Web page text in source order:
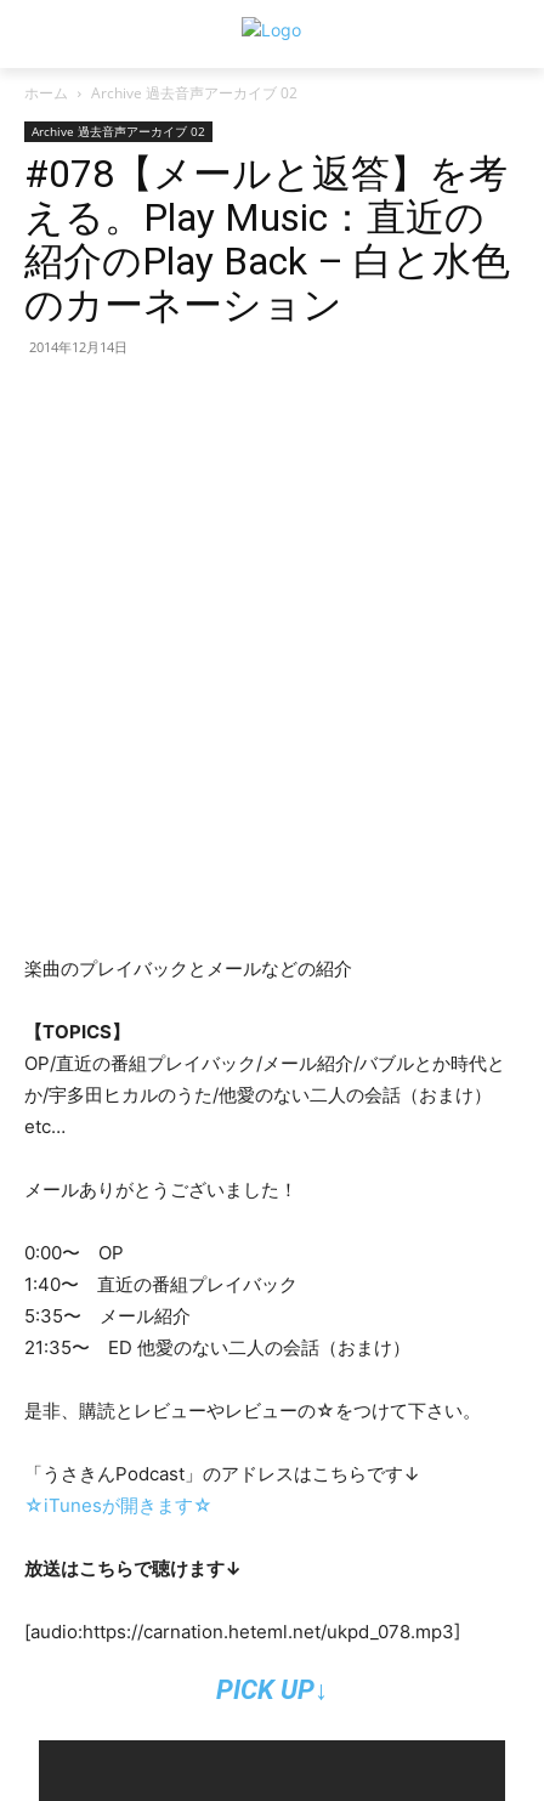
ホーム Archive 過去音声アーカイブ 02
Archive 過去音声アーカイブ 02
#078【メールと返答】を考
える。Play Music：直近の
紹介のPlay Back – 白と水色
のカーネーション
2014年12月14日
楽曲のプレイバックとメールなどの紹介
【TOPICS】
OP/直近の番組プレイバック/メール紹介/バブルとか時代と
か/宇多田ヒカルのうた/他愛のない二人の会話（おまけ）
etc…
メールありがとうございました！
0:00〜 OP
1:40〜 直近の番組プレイバック
5:35〜 メール紹介
21:35〜 ED 他愛のない二人の会話（おまけ）
是非、購読とレビューやレビューの☆をつけて下さい。
「うさきんPodcast」のアドレスはこちらです↓
☆iTunesが開きます☆
放送はこちらで聴けます↓
[audio:https://carnation.heteml.net/ukpd_078.mp3]
PICK UP↓